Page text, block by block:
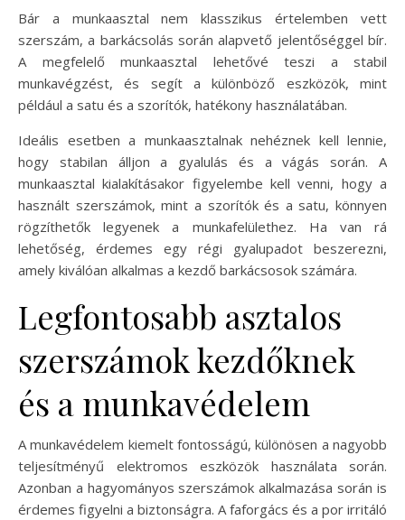
Bár a munkaasztal nem klasszikus értelemben vett
szerszám, a barkácsolás során alapvető jelentőséggel bír.
A megfelelő munkaasztal lehetővé teszi a stabil
munkavégzést, és segít a különböző eszközök, mint
például a satu és a szorítók, hatékony használatában.
Ideális esetben a munkaasztalnak nehéznek kell lennie,
hogy stabilan álljon a gyalulás és a vágás során. A
munkaasztal kialakításakor figyelembe kell venni, hogy a
használt szerszámok, mint a szorítók és a satu, könnyen
rögzíthetők legyenek a munkafelülethez. Ha van rá
lehetőség, érdemes egy régi gyalupadot beszerezni,
amely kiválóan alkalmas a kezdő barkácsosok számára.
Legfontosabb asztalos
szerszámok kezdőknek
és a munkavédelem
A munkavédelem kiemelt fontosságú, különösen a nagyobb
teljesítményű elektromos eszközök használata során.
Azonban a hagyományos szerszámok alkalmazása során is
érdemes figyelni a biztonságra. A faforgács és a por irritáló